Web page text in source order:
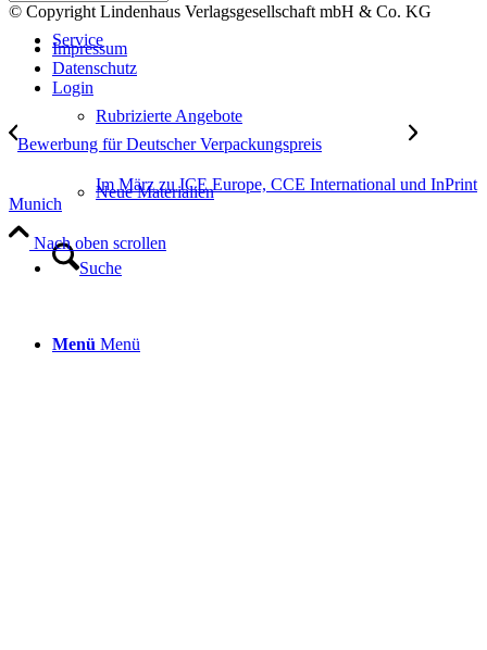
Service
Rubrizierte Angebote
Neue Materialien
Suche
Menü Menü
© Copyright Lindenhaus Verlagsgesellschaft mbH & Co. KG
Impressum
Datenschutz
Login
Bewerbung für Deutscher Verpackungspreis
Im März zu ICE Europe, CCE International und InPrint
Munich
Nach oben scrollen